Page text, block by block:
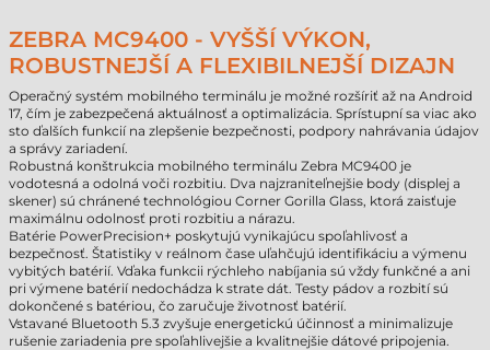
ZEBRA MC9400 - VYŠŠÍ VÝKON,
ROBUSTNEJŠÍ A FLEXIBILNEJŠÍ DIZAJN
Operačný systém mobilného terminálu je možné rozšíriť až na Android
17, čím je zabezpečená aktuálnosť a optimalizácia. Sprístupní sa viac ako
sto ďalších funkcií na zlepšenie bezpečnosti, podpory nahrávania údajov
a správy zariadení.
Robustná konštrukcia mobilného terminálu Zebra MC9400 je
vodotesná a odolná voči rozbitiu. Dva najzraniteľnejšie body (displej a
skener) sú chránené technológiou Corner Gorilla Glass, ktorá zaisťuje
maximálnu odolnosť proti rozbitiu a nárazu.
Batérie PowerPrecision+ poskytujú vynikajúcu spoľahlivosť a
bezpečnosť. Štatistiky v reálnom čase uľahčujú identifikáciu a výmenu
vybitých batérií. Vďaka funkcii rýchleho nabíjania sú vždy funkčné a ani
pri výmene batérií nedochádza k strate dát. Testy pádov a rozbití sú
dokončené s batériou, čo zaručuje životnosť batérií.
Vstavané Bluetooth 5.3 zvyšuje energetickú účinnosť a minimalizuje
rušenie zariadenia pre spoľahlivejšie a kvalitnejšie dátové pripojenia.